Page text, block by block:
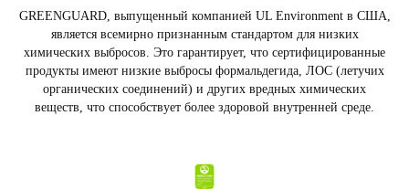
GREENGUARD, выпущенный компанией UL Environment в США,
является всемирно признанным стандартом для низких
химических выбросов. Это гарантирует, что сертифицированные
продукты имеют низкие выбросы формальдегида, ЛОС (летучих
органических соединений) и других вредных химических
веществ, что способствует более здоровой внутренней среде.